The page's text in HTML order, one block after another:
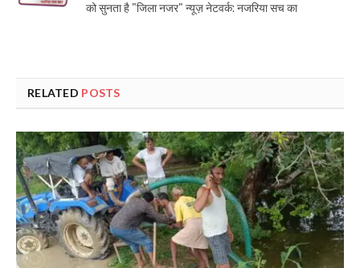
को सुनता है "जिला नजर" न्यूज़ नेटवर्क: नजरिया सच का
RELATED POSTS